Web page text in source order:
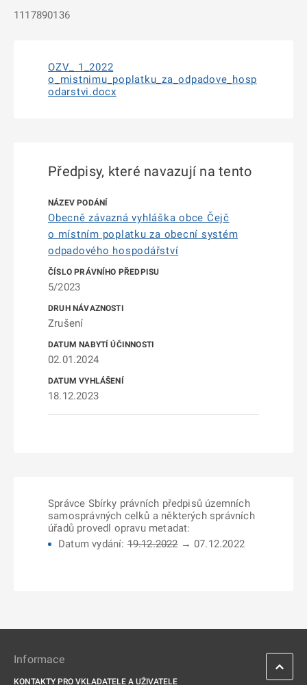
1117890136
OZV_ 1_2022
o_mistnimu_poplatku_za_odpadove_hosp
odarstvi.docx
Předpisy, které navazují na tento
Obecně závazná vyhláška obce Čejč
o místním poplatku za obecní systém
odpadového hospodářství
5/2023
Zrušení
02.01.2024
18.12.2023
Správce Sbírky právních předpisů územních
samosprávných celků a některých správních
úřadů provedl opravu metadat:
Datum vydání:19.12.2022→ 07.12.2022
Informace
KONTAKTY PRO VKLADATELE A UŽIVATELE